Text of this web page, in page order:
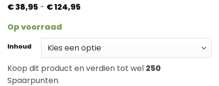
€38,95 - €124,95Prijsklasse:
Op voorraad
Inhoud
Koop dit product en verdien tot wel 250
Spaarpunten.